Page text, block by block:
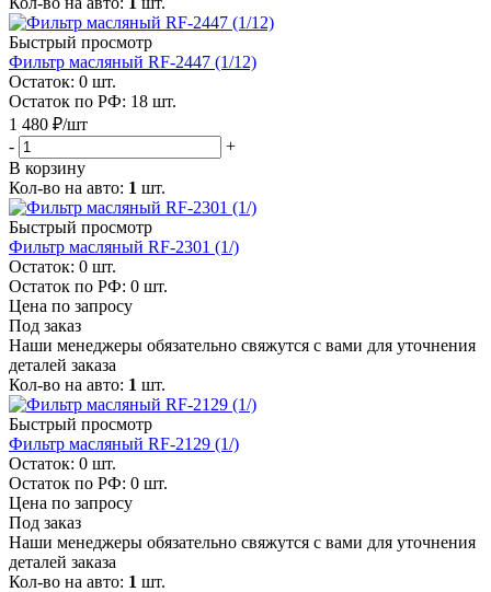
Быстрый просмотр
Фильтр масляный RF-2447 (1/12)
Остаток: 0 шт.
Остаток по РФ: 18 шт.
1 480 ₽/шт
-
+
В корзину
Кол-во на авто: 1 шт.
Быстрый просмотр
Фильтр масляный RF-2301 (1/)
Остаток: 0 шт.
Остаток по РФ: 0 шт.
Цена по запросу
Под заказ
Наши менеджеры обязательно свяжутся с вами для уточнения
деталей заказа
Кол-во на авто: 1 шт.
Быстрый просмотр
Фильтр масляный RF-2129 (1/)
Остаток: 0 шт.
Остаток по РФ: 0 шт.
Цена по запросу
Под заказ
Наши менеджеры обязательно свяжутся с вами для уточнения
деталей заказа
Кол-во на авто: 1 шт.